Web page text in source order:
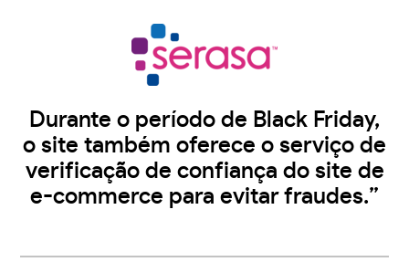
Durante o período de Black Friday,
o site também oferece o serviço de
verificação de confiança do site de
e-commerce para evitar fraudes.”